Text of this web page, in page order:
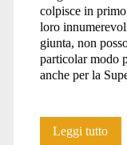
colpisce in
loro
giunta, non
particolar modo
anche per la
Leggi tutto